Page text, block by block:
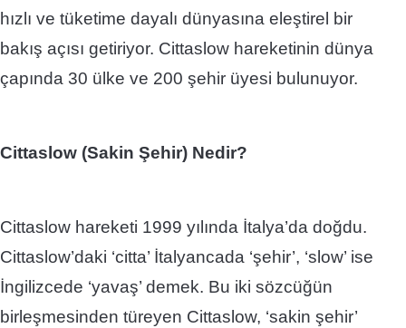
hızlı ve tüketime dayalı dünyasına eleştirel bir
bakış açısı getiriyor. Cittaslow hareketinin dünya
çapında 30 ülke ve 200 şehir üyesi bulunuyor.
Cittaslow (Sakin Şehir) Nedir?​
Cittaslow hareketi 1999 yılında İtalya’da doğdu.
Cittaslow’daki ‘citta’ İtalyancada ‘şehir’, ‘slow’ ise
İngilizcede ‘yavaş’ demek. Bu iki sözcüğün
birleşmesinden türeyen Cittaslow, ‘sakin şehir’